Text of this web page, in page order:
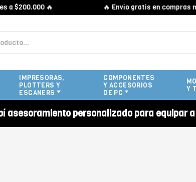
$200.000 🔥 🔥 Envío gratis en compras
IMPRESORAS,
PLOTTERS Y
ESCANERS
COMPONENTES
Y ACCESORIOS
DE PC
Y
asesoramiento personalizado para equipar